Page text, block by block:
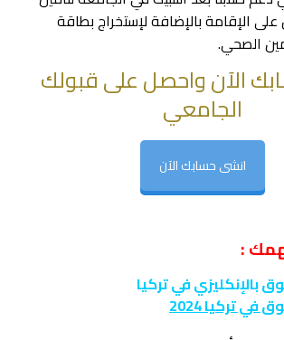
الإقامة بالإضافة لإستخراج بطاقة
الصحي.
الآن واحصل على قبولك
الجامعي
انشى حسابك الآن
:
بالإنكليزي في تركيا
تركيا 2024